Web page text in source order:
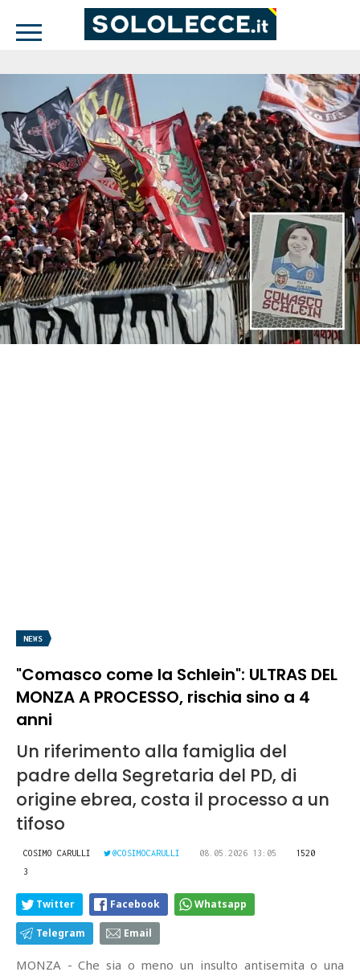
NEWS
"Comasco come la Schlein": ULTRAS DEL
MONZA A PROCESSO, rischia sino a 4
anni
Un riferimento alla famiglia del
padre della Segretaria del PD, di
origine ebrea, costa il processo a un
tifoso
COSIMO CARULLI @COSIMOCARULLI 08.05.2026 13:05
1520
3
Twitter Facebook Whatsapp
Telegram Email
MONZA - Che sia o meno un insulto antisemita o una